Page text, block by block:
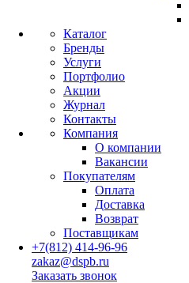
Каталог
Бренды
Услуги
Портфолио
Акции
Журнал
Контакты
Компания
О компании
Вакансии
Покупателям
Оплата
Доставка
Возврат
Поставщикам
+7(812) 414-96-96
zakaz@dspb.ru
Заказать звонок